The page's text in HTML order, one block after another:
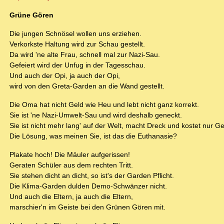
Grüne Gören
Die jungen Schnösel wollen uns erziehen.
Verkorkste Haltung wird zur Schau gestellt.
Da wird 'ne alte Frau, schnell mal zur Nazi-Sau.
Gefeiert wird der Unfug in der Tagesschau.
Und auch der Opi, ja auch der Opi,
wird von den Greta-Garden an die Wand gestellt.
Die Oma hat nicht Geld wie Heu und lebt nicht ganz korrekt.
Sie ist 'ne Nazi-Umwelt-Sau und wird deshalb geneckt.
Sie ist nicht mehr lang' auf der Welt, macht Dreck und kostet nur
Die Lösung, was meinen Sie, ist das die Euthanasie?
Plakate hoch! Die Mäuler aufgerissen!
Geraten Schüler aus dem rechten Tritt.
Sie stehen dicht an dicht, so ist's der Garden Pflicht.
Die Klima-Garden dulden Demo-Schwänzer nicht.
Und auch die Eltern, ja auch die Eltern,
marschier'n im Geiste bei den Grünen Gören mit.